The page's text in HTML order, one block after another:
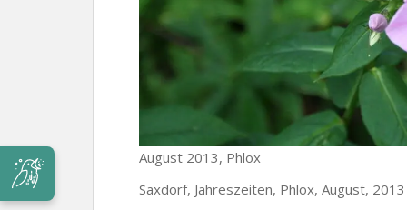
August 2013, Phlox
Saxdorf, Jahreszeiten, Phlox, August, 2013